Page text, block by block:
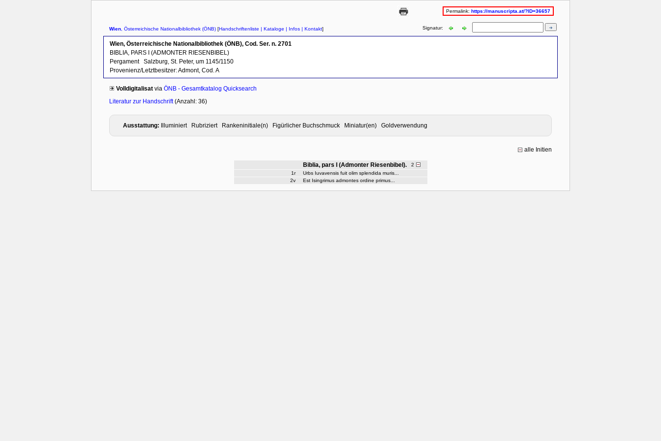
Permalink:https://manuscripta.at/?ID=36657
Wien , Österreichische Nationalbibliothek (ÖNB) [Handschriftenliste | Kataloge | Infos | Kontakt] Signatur:
Wien, Österreichische Nationalbibliothek (ÖNB), Cod. Ser. n. 2701
BIBLIA, PARS I (ADMONTER RIESENBIBEL)
Pergament
Salzburg, St. Peter, um 1145/1150
Provenienz/Letztbesitzer:Admont, Cod. A
Volldigitalisat via ÖNB - Gesamtkatalog Quicksearch
Literatur zur Handschrift(Anzahl: 36)
Ausstattung: Illuminiert Rubriziert Rankeninitiale(n) Figürlicher Buchschmuck Miniatur(en) Goldverwendung
alle Initien
Biblia, pars I (Admonter Riesenbibel). 2
1r
Urbs Iuvavensis fuit olim splendida muris...
2v
Est Isingrimus admontes ordine primus...